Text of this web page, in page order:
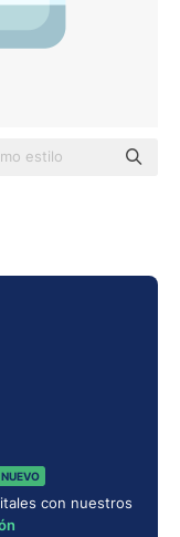
NUEVO
con nuestros